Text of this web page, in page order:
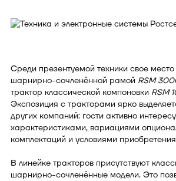
Среди презентуемой техники свое
шарнирно-сочленённой рамой RSM
трактор классической компоновки RSM
Экспозиция с тракторами ярко
других компаний: гости активно
характеристиками, вариациями
комплектаций и условиями
В линейке тракторов присутствуют
шарнирно-сочленённые модели. Это